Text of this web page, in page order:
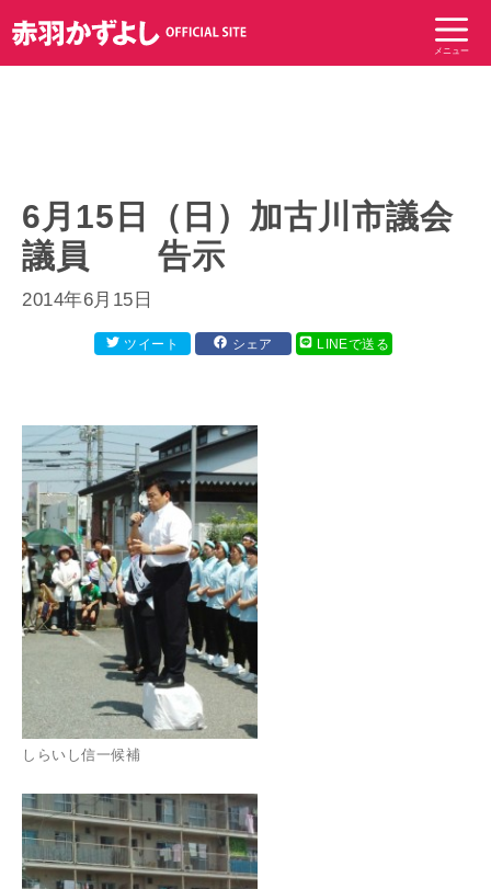
ン
テ
メニュー
6月15日（日）加古川市議会
議員 告示
2014年6月15日
ツイート シェア LINEで送る
しらいし信一候補